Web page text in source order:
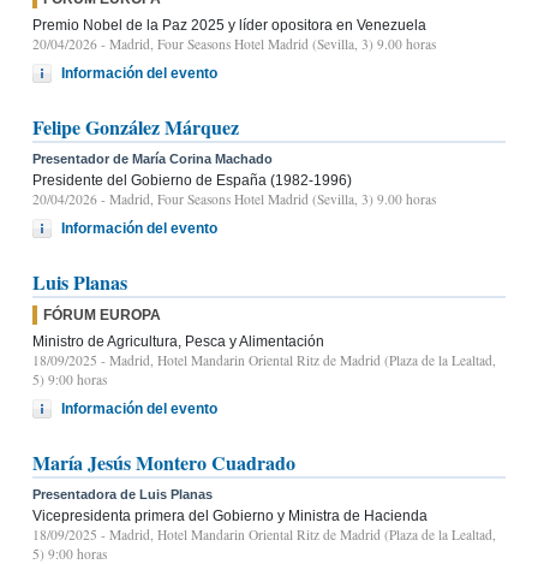
Premio Nobel de la Paz 2025 y líder opositora en Venezuela
20/04/2026 - Madrid, Four Seasons Hotel Madrid (Sevilla, 3) 9.00 horas
Información del evento
Felipe González Márquez
Presentador de María Corina Machado
Presidente del Gobierno de España (1982-1996)
20/04/2026 - Madrid, Four Seasons Hotel Madrid (Sevilla, 3) 9.00 horas
Información del evento
Luis Planas
FÓRUM EUROPA
Ministro de Agricultura, Pesca y Alimentación
18/09/2025 - Madrid, Hotel Mandarin Oriental Ritz de Madrid (Plaza de la Lealtad,
5) 9:00 horas
Información del evento
María Jesús Montero Cuadrado
Presentadora de Luis Planas
Vicepresidenta primera del Gobierno y Ministra de Hacienda
18/09/2025 - Madrid, Hotel Mandarin Oriental Ritz de Madrid (Plaza de la Lealtad,
5) 9:00 horas